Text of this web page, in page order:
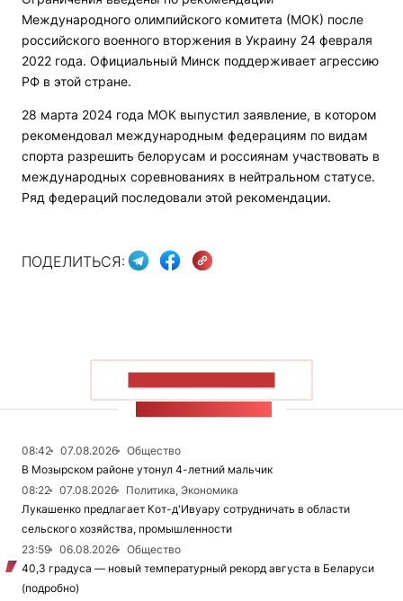
Международного олимпийского комитета (МОК) после
российского военного вторжения в Украину 24 февраля
2022 года. Официальный Минск поддерживает агрессию
РФ в этой стране.
28 марта 2024 года МОК выпустил заявление, в котором
рекомендовал международным федерациям по видам
спорта разрешить белорусам и россиянам участвовать в
международных соревнованиях в нейтральном статусе.
Ряд федераций последовали этой рекомендации.
ПОДЕЛИТЬСЯ:
08:42 07.08.2026
Общество
В Мозырском районе утонул 4-летний мальчик
08:22
07.08.2026
Политика, Экономика
Лукашенко предлагает Кот-д'Ивуару сотрудничать в области
сельского хозяйства, промышленности
23:59
06.08.2026
Общество
40,3 градуса — новый температурный рекорд августа в Беларуси
(подробно)